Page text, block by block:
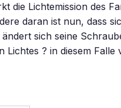
die Lichtemission des
daran ist nun, dass
sich seine
Lichtes ? in diesem